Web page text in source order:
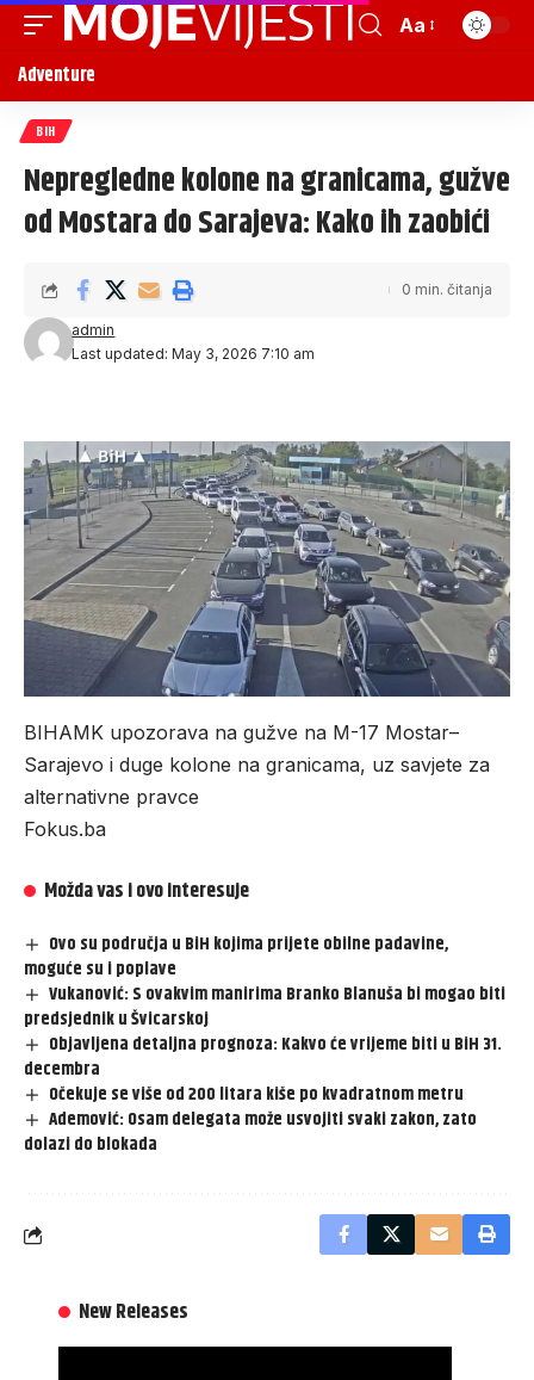
Aa
Adventure
BIH
Nepregledne kolone na granicama, gužve
od Mostara do Sarajeva: Kako ih zaobići
Last updated: May 3, 2026 7:10 am
admin
0 min. čitanja
BIHAMK upozorava na gužve na M-17 Mostar–
Sarajevo i duge kolone na granicama, uz savjete za
alternativne pravce
Fokus.ba
Možda vas i ovo interesuje
Ovo su područja u BiH kojima prijete obilne padavine,
moguće su i poplave
Vukanović: S ovakvim manirima Branko Blanuša bi mogao biti
predsjednik u Švicarskoj
Objavljena detaljna prognoza: Kakvo će vrijeme biti u BiH 31.
decembra
Očekuje se više od 200 litara kiše po kvadratnom metru
Ademović: Osam delegata može usvojiti svaki zakon, zato
dolazi do blokada
New Releases